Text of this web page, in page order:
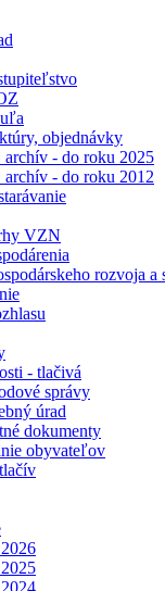
objednávky
archív - do roku 2025
archív - do roku 2012
VZN
rozvoja a
- tlačivá
správy
úrad
dokumenty
obyvateľov